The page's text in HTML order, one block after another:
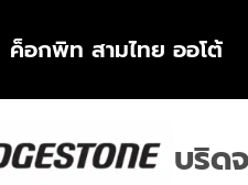
ค็อกพิท สามไทย ออโต้
บริด